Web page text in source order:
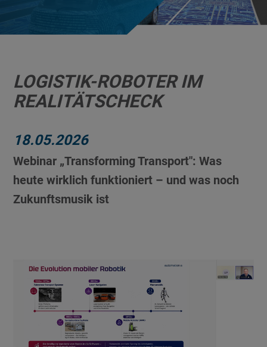
LOGISTIK-ROBOTER IM
REALITÄTSCHECK
18.05.2026
Webinar „Transforming Transport": Was
heute wirklich funktioniert – und was noch
Zukunftsmusik ist